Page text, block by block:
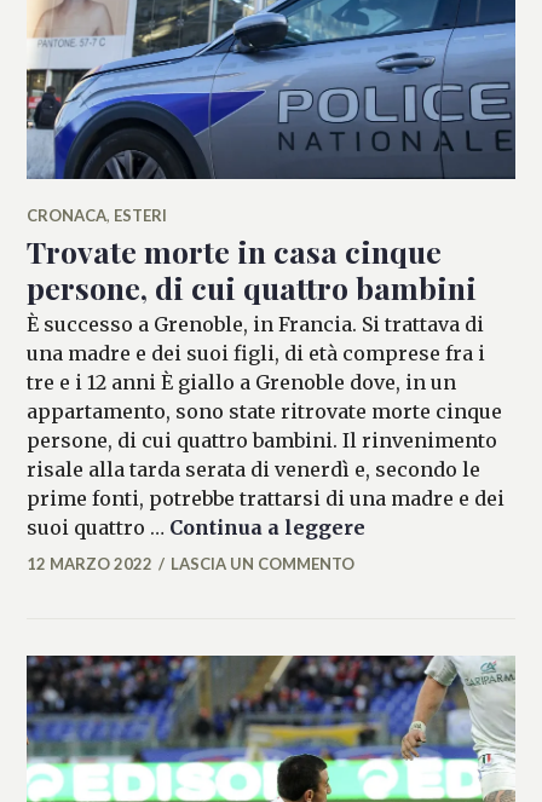
CRONACA, ESTERI
Trovate morte in casa cinque
persone, di cui quattro bambini
È successo a Grenoble, in Francia. Si trattava di
una madre e dei suoi figli, di età comprese fra i
tre e i 12 anni È giallo a Grenoble dove, in un
appartamento, sono state ritrovate morte cinque
persone, di cui quattro bambini. Il rinvenimento
risale alla tarda serata di venerdì e, secondo le
prime fonti, potrebbe trattarsi di una madre e dei
suoi quattro … Continua a leggere
MARIANNA
12 MARZO 2022 LASCIA UN COMMENTO